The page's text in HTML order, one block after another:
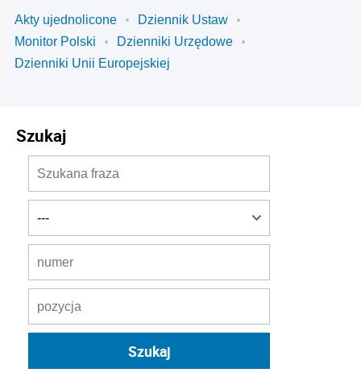
Akty ujednolicone
Dziennik Ustaw
Monitor Polski
Dzienniki Urzędowe
Dzienniki Unii Europejskiej
Szukaj